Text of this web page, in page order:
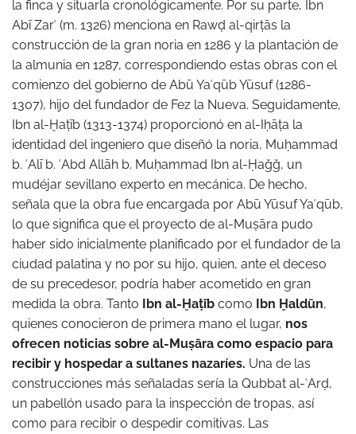
la finca y situarla cronológicamente. Por su parte, Ibn
Abī Zarʿ (m. 1326) menciona en Rawḍ al-qirṭās la
construcción de la gran noria en 1286 y la plantación de
la almunia en 1287, correspondiendo estas obras con el
comienzo del gobierno de Abū Yaʿqūb Yūsuf (1286-
1307), hijo del fundador de Fez la Nueva. Seguidamente,
Ibn al-Ḫaṭīb (1313-1374) proporcionó en al-Iḥāṭa la
identidad del ingeniero que diseñó la noria, Muḥammad
b. ʿAlī b. ʿAbd Allāh b. Muḥammad Ibn al-Ḥaǧǧ, un
mudéjar sevillano experto en mecánica. De hecho,
señala que la obra fue encargada por Abū Yūsuf Yaʿqūb,
lo que significa que el proyecto de al-Muṣāra pudo
haber sido inicialmente planificado por el fundador de la
ciudad palatina y no por su hijo, quien, ante el deceso
de su precedesor, podría haber acometido en gran
medida la obra. Tanto Ibn al-Ḫaṭīb como Ibn Ḫaldūn,
quienes conocieron de primera mano el lugar, nos
ofrecen noticias sobre al-Muṣāra como espacio para
recibir y hospedar a sultanes nazaríes. Una de las
construcciones más señaladas sería la Qubbat al-ʿArḍ,
un pabellón usado para la inspección de tropas, así
como para recibir o despedir comitivas. Las